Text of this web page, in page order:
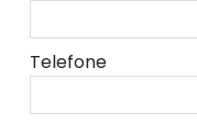
Telefone